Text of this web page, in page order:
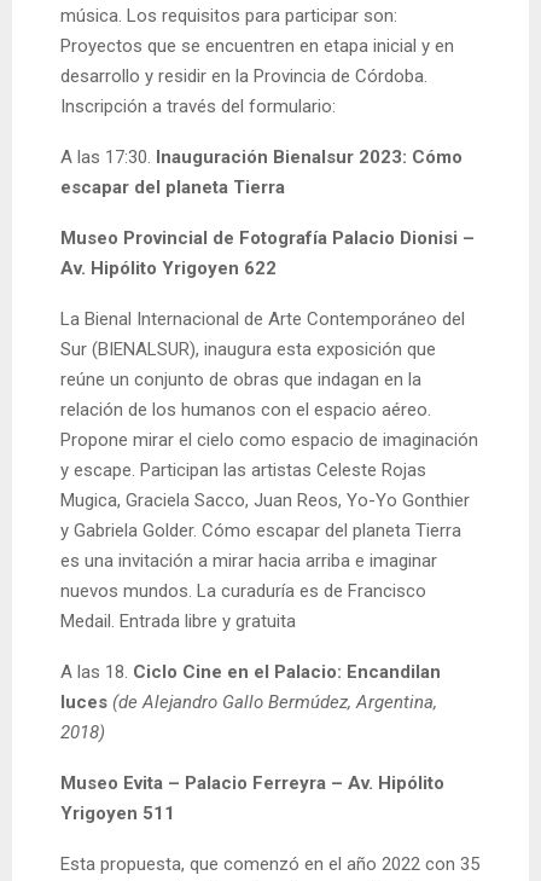
música. Los requisitos para participar son:
Proyectos que se encuentren en etapa inicial y en
desarrollo y residir en la Provincia de Córdoba.
Inscripción a través del formulario:
A las 17:30. Inauguración Bienalsur 2023: Cómo
escapar del planeta Tierra
Museo Provincial de Fotografía Palacio Dionisi –
Av. Hipólito Yrigoyen 622
La Bienal Internacional de Arte Contemporáneo del
Sur (BIENALSUR), inaugura esta exposición que
reúne un conjunto de obras que indagan en la
relación de los humanos con el espacio aéreo.
Propone mirar el cielo como espacio de imaginación
y escape. Participan las artistas Celeste Rojas
Mugica, Graciela Sacco, Juan Reos, Yo-Yo Gonthier
y Gabriela Golder. Cómo escapar del planeta Tierra
es una invitación a mirar hacia arriba e imaginar
nuevos mundos. La curaduría es de Francisco
Medail. Entrada libre y gratuita
A las 18. Ciclo Cine en el Palacio: Encandilan
luces (de Alejandro Gallo Bermúdez, Argentina,
2018)
Museo Evita – Palacio Ferreyra – Av. Hipólito
Yrigoyen 511
Esta propuesta, que comenzó en el año 2022 con 35